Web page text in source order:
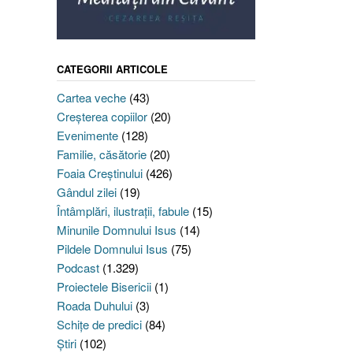
CATEGORII ARTICOLE
Cartea veche(43)
Creşterea copiilor(20)
Evenimente(128)
Familie, căsătorie(20)
Foaia Creştinului(426)
Gândul zilei(19)
Întâmplări, ilustraţii, fabule(15)
Minunile Domnului Isus (14)
Pildele Domnului Isus (75)
Podcast(1.329)
Proiectele Bisericii(1)
Roada Duhului(3)
Schiţe de predici(84)
Ştiri(102)